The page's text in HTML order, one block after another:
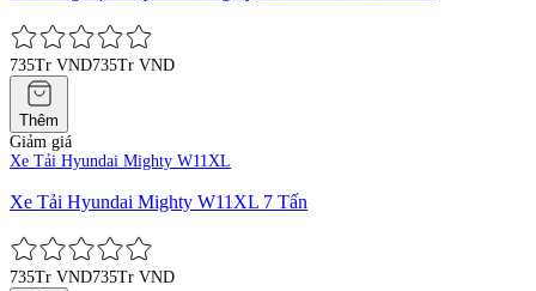
735Tr VND735Tr VND
Thêm
Giảm giá
Xe Tải Hyundai Mighty W11XL
Xe Tải Hyundai Mighty W11XL 7 Tấn
735Tr VND735Tr VND